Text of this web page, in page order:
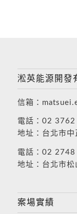
淞英能源開發
信箱：
電話： 02 3762
地址： 台北市
電話： 02 2748
地址： 台北市
案場實績